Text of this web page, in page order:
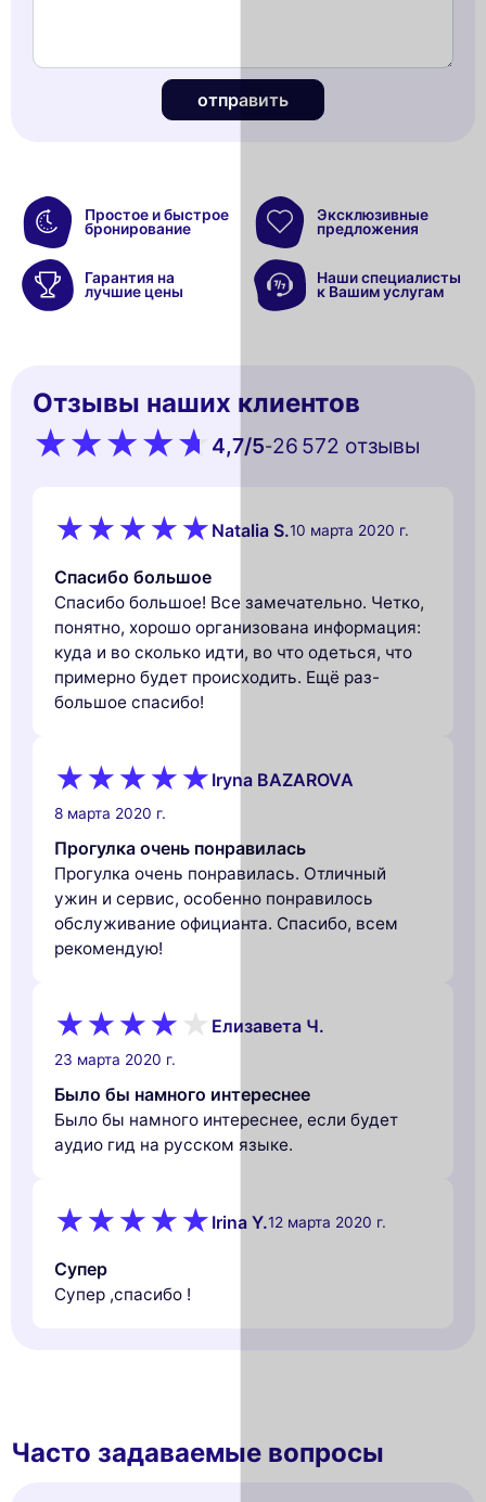
отправить
Простое и быстрое
бронирование
Эксклюзивные
предложения
Гарантия на
лучшие цены
Наши специалисты
к Вашим услугам
Отзывы наших клиентов
4,7/5-26 572 oтзывы
Natalia S.10 марта 2020 г.
Спасибо большое
Спасибо большое! Все замечательно. Четко,
понятно, хорошо организована информация:
куда и во сколько идти, во что одеться, что
примерно будет происходить. Ещё раз-
большое спасибо!
Iryna BAZAROVA
8 марта 2020 г.
Прогулка очень понравилась
Прогулка очень понравилась. Отличный
ужин и сервис, особенно понравилось
обслуживание официанта. Спасибо, всем
рекомендую!
Елизавета Ч.
23 марта 2020 г.
Было бы намного интереснее
Было бы намного интереснее, если будет
аудио гид на русском языке.
Irina Y.12 марта 2020 г.
Супер
Супер ,спасибо !
Часто задаваемые вопросы